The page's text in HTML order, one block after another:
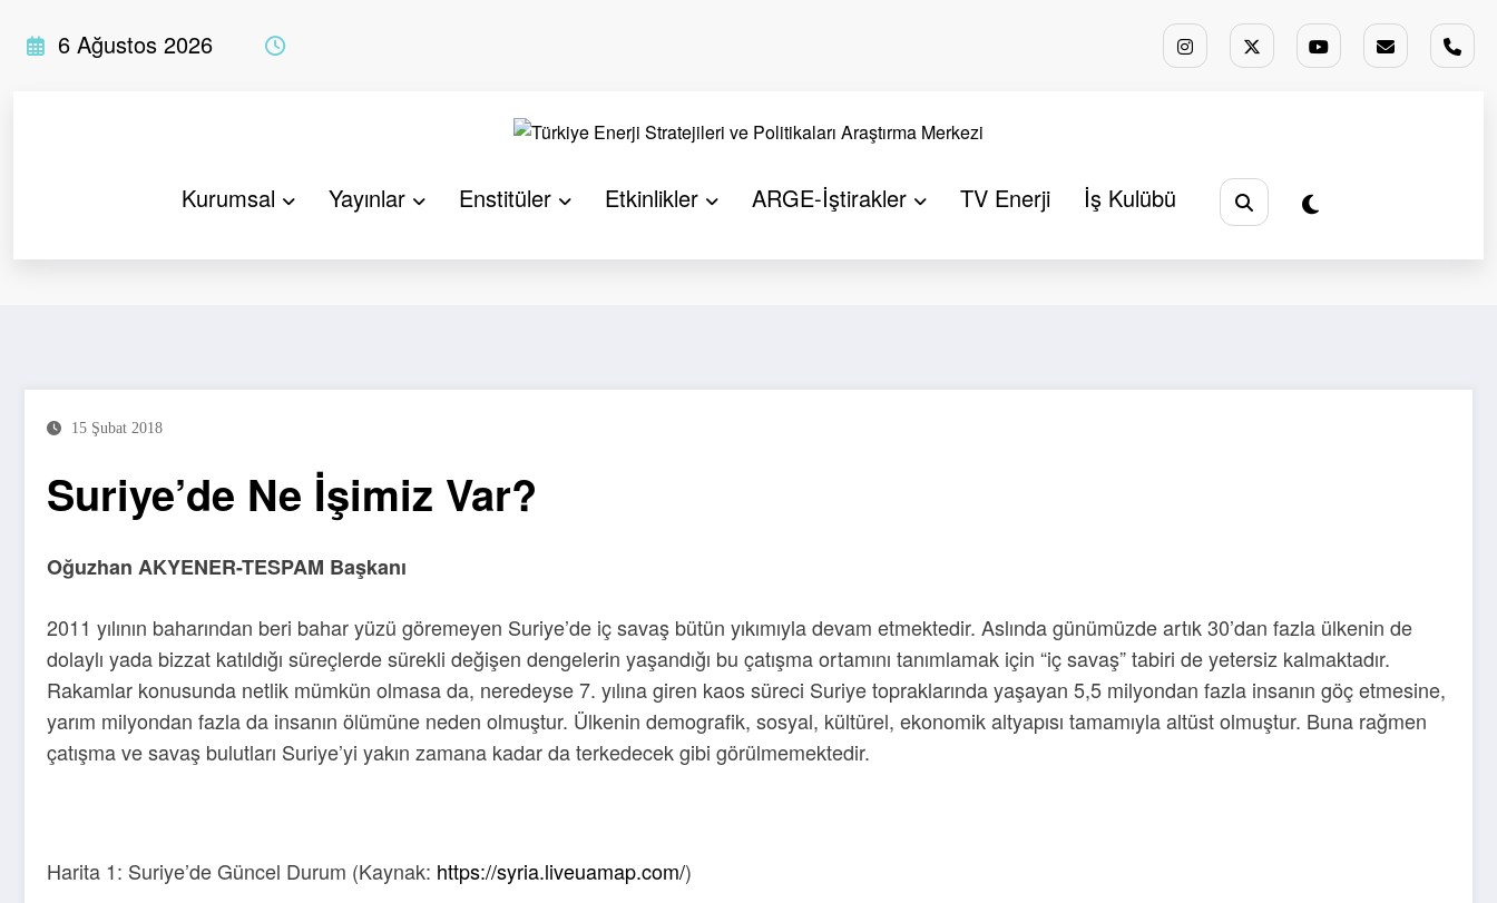
atla
6 Ağustos 2026
Kurumsal Yayınlar Enstitüler Etkinlikler ARGE-İştirakler TV Enerji İş Kulübü
15 Şubat 2018
Suriye’de Ne İşimiz Var?
Oğuzhan AKYENER-TESPAM Başkanı
2011 yılının baharından beri bahar yüzü göremeyen Suriye’de iç savaş bütün yıkımıyla devam etmektedir. Aslında günümüzde artık 30’dan fazla ülkenin de
dolaylı yada bizzat katıldığı süreçlerde sürekli değişen dengelerin yaşandığı bu çatışma ortamını tanımlamak için “iç savaş” tabiri de yetersiz kalmaktadır.
Rakamlar konusunda netlik mümkün olmasa da, neredeyse 7. yılına giren kaos süreci Suriye topraklarında yaşayan 5,5 milyondan fazla insanın göç etmesine,
yarım milyondan fazla da insanın ölümüne neden olmuştur. Ülkenin demografik, sosyal, kültürel, ekonomik altyapısı tamamıyla altüst olmuştur. Buna rağmen
çatışma ve savaş bulutları Suriye’yi yakın zamana kadar da terkedecek gibi görülmemektedir.
Harita 1: Suriye’de Güncel Durum (Kaynak: https://syria.liveuamap.com/)